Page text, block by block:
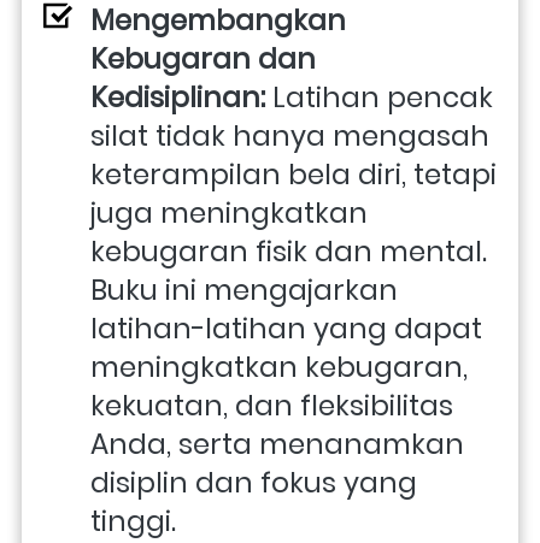
Mengembangkan
Kebugaran dan
Kedisiplinan: Latihan pencak
silat tidak hanya mengasah
keterampilan bela diri, tetapi
juga meningkatkan
kebugaran fisik dan mental.
Buku ini mengajarkan
latihan-latihan yang dapat
meningkatkan kebugaran,
kekuatan, dan fleksibilitas
Anda, serta menanamkan
disiplin dan fokus yang
tinggi.